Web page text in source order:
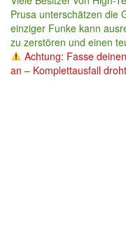
Prusa unterschätzen die
einziger Funke kann
zu zerstören und einen
Achtung: Fasse
an – Komplettausfall